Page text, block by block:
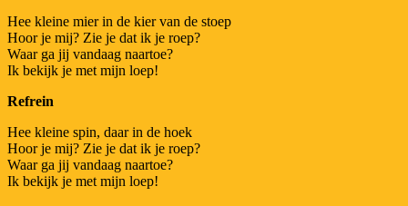
Hee kleine mier in de kier van de stoep
Hoor je mij? Zie je dat ik je roep?
Waar ga jij vandaag naartoe?
Ik bekijk je met mijn loep!
Refrein
Hee kleine spin, daar in de hoek
Hoor je mij? Zie je dat ik je roep?
Waar ga jij vandaag naartoe?
Ik bekijk je met mijn loep!